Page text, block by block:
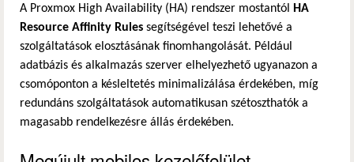
A Proxmox High Availability (HA) rendszer mostantól
HA
Resource Affinity Rules segítségével teszi lehetővé a
szolgáltatások elosztásának finomhangolását. Például
adatbázis és alkalmazás szerver elhelyezhető ugyanazon a
csomóponton a késleltetés minimalizálása érdekében, míg
redundáns szolgáltatások automatikusan szétoszthatók a
magasabb rendelkezésre állás érdekében.